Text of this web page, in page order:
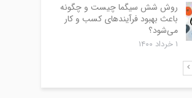
روش شش سیگما چیست و چگونه
باعث بهبود فرآیندهای کسب و کار
می‌شود؟
۱ خرداد ۱۴۰۰